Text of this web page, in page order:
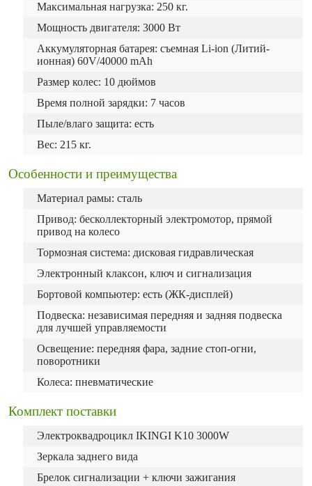
Максимальная нагрузка: 250 кг.
Мощность двигателя: 3000 Вт
Аккумуляторная батарея: съемная Li-ion (Литий-
ионная) 60V/40000 mAh
Размер колес: 10 дюймов
Время полной зарядки: 7 часов
Пыле/влаго защита: есть
Вес: 215 кг.
Особенности и преимущества
Материал рамы: сталь
Привод: бесколлекторный электромотор, прямой
привод на колесо
Тормозная система: дисковая гидравлическая
Электронный клаксон, ключ и сигнализация
Бортовой компьютер: есть (ЖК-дисплей)
Подвеска: независимая передняя и задняя подвеска
для лучшей управляемости
Освещение: передняя фара, задние стоп-огни,
поворотники
Колеса: пневматические
Комплект поставки
Электроквадроцикл IKINGI K10 3000W
Зеркала заднего вида
Брелок сигнализации + ключи зажигания